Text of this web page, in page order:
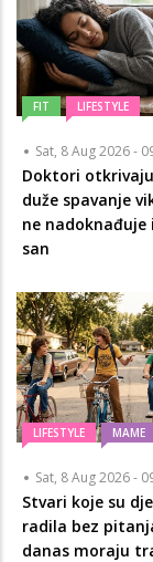
FIT LIFESTYLE
Sat, 8 Aug 2026 -
Doktori
duže spavanje
ne nadoknađuje
san
LIFESTYLE MAME
Sat, 8 Aug 2026 -
Stvari koje su
radila bez
danas moraju